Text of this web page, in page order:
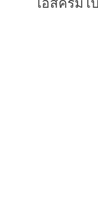
ไอสครีมโ